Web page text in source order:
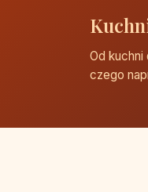
Od
czego